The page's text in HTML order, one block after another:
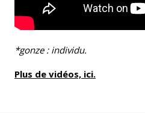
*gonze : individu.
Plus de vidéos, ici.